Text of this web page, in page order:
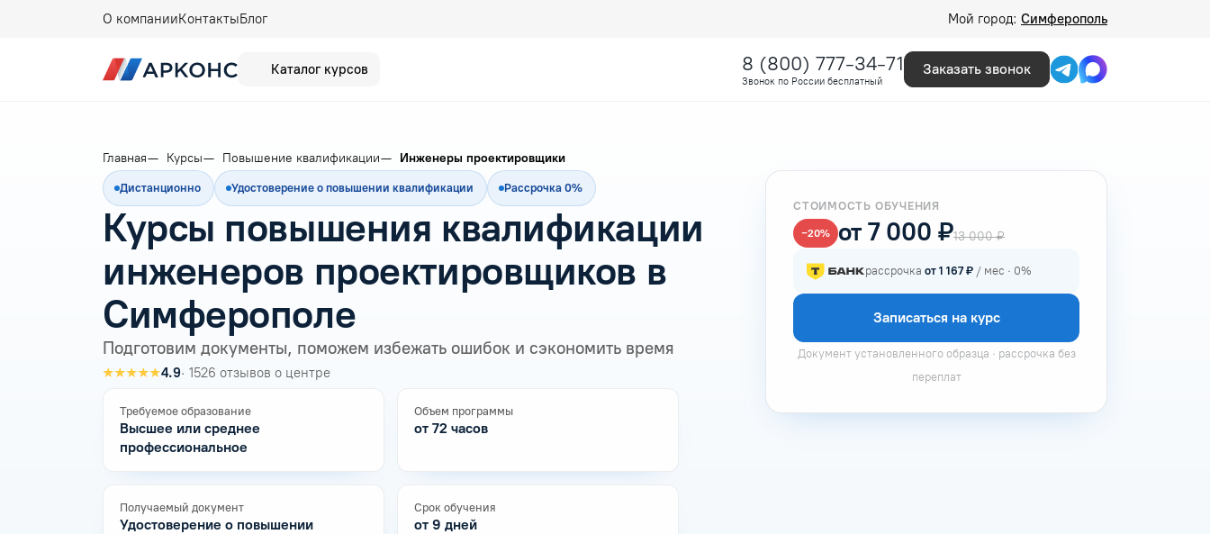
О компанииКонтактыБлог Мой город: Симферополь
Каталог курсов 8 (800) 777-34-71
Звонок по России бесплатный
Заказать звонок
Главная Курсы Повышение квалификации Инженеры проектировщики
Дистанционно Удостоверение о повышении квалификации Рассрочка 0%
Курсы повышения квалификации
инженеров проектировщиков в
Симферополе
Подготовим документы, поможем избежать ошибок и сэкономить время
★★★★★4.9· 1526 отзывов о центре
Требуемое образование
Высшее или среднее
профессиональное
Объем программы
от 72 часов
Получаемый документ
Удостоверение о повышении
Срок обучения
от 9 дней
СТОИМОСТЬ ОБУЧЕНИЯ
−20% от 7 000 ₽13 000 ₽
рассрочка от 1 167 ₽ / мес · 0%
Записаться на курс
Документ установленного образца · рассрочка без
переплат